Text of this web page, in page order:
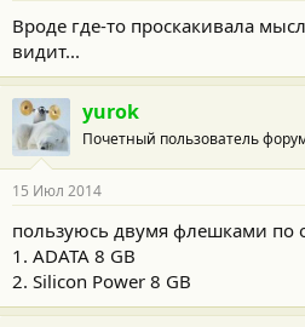
Вроде где-то проскакивала
видит...
yurok
Почетный пользователь
15 Июл 2014
пользуюсь двумя флешками по
1. ADATA 8 GB
2. Silicon Power 8 GB